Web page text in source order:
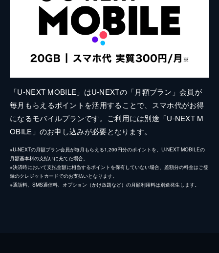
「U-NEXT MOBILE」はU-NEXTの「月額プラン」会員が
毎月もらえるポイントを活用することで、スマホ代がお得
になるモバイルプランです。ご利用には別途「U-NEXT M
OBILE」のお申し込みが必要となります。
※U-NEXTの月額プラン会員が毎月もらえる1,200円分のポイントを、U-NEXT MOBILEの
月額基本料の支払いに充てた場合。
※決済時において支払金額に相当するポイントを保有していない場合、差額分の料金はご登
録のクレジットカードでのお支払いとなります。
※通話料、SMS通信料、オプション（かけ放題など）の月額利用料は別途発生します。